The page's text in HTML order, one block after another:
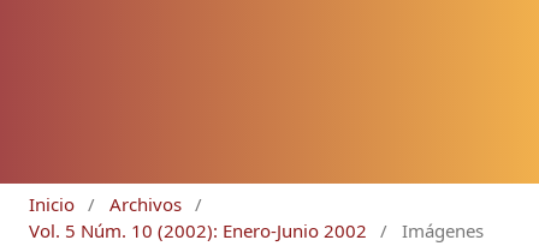
Inicio / Archivos /
Vol. 5 Núm. 10 (2002): Enero-Junio 2002
/ Imágenes